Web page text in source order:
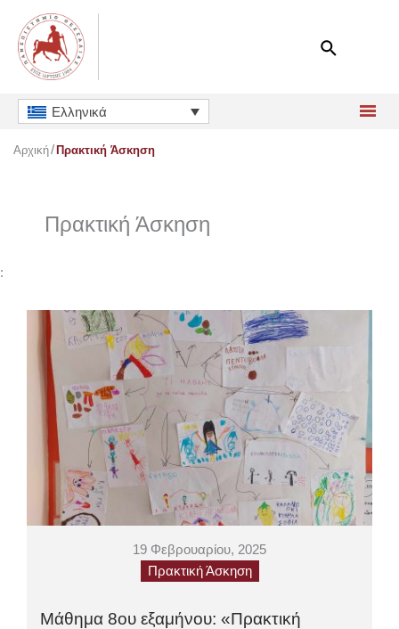
περιεχόμενο
Ελληνικά
Αρχική Πρακτική Άσκηση
Πρακτική Άσκηση
:
19 Φεβρουαρίου, 2025
Πρακτική Άσκηση
Μάθημα 8ου εξαμήνου: «Πρακτική